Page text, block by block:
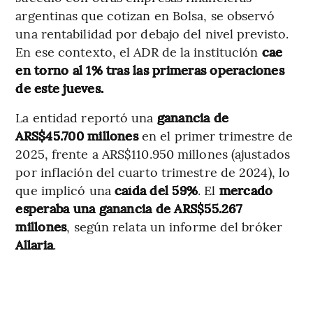
argentinas que cotizan en Bolsa, se observó
una rentabilidad por debajo del nivel previsto.
En ese contexto, el ADR de la institución cae
en torno al 1% tras las primeras operaciones
de este jueves.
La entidad reportó una ganancia de
ARS$45.700 millonesen el primer trimestre de
2025, frente a ARS$110.950 millones (ajustados
por inflación del cuarto trimestre de 2024), lo
que implicó una caída del 59%. El mercado
esperaba una ganancia de ARS$55.267
millones, según relata un informe del bróker
Allaria.